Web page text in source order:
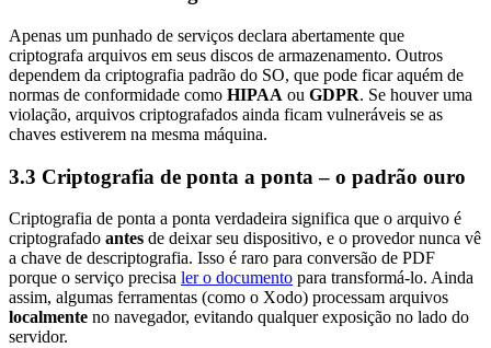
Apenas um punhado de serviços declara abertamente que
criptografa arquivos em seus discos de armazenamento. Outros
dependem da criptografia padrão do SO, que pode ficar aquém de
normas de conformidade como HIPAA ou GDPR. Se houver uma
violação, arquivos criptografados ainda ficam vulneráveis se as
chaves estiverem na mesma máquina.
3.3 Criptografia de ponta a ponta – o padrão ouro
Criptografia de ponta a ponta verdadeira significa que o arquivo é
criptografado antes de deixar seu dispositivo, e o provedor nunca vê
a chave de descriptografia. Isso é raro para conversão de PDF
porque o serviço precisa ler o documento para transformá‑lo. Ainda
assim, algumas ferramentas (como o Xodo) processam arquivos
localmente no navegador, evitando qualquer exposição no lado do
servidor.